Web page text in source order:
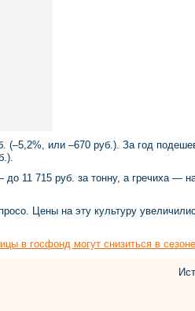
(–5,2%, или –670 руб.). За год
11 715 руб. за тонну, а гречиха —
Цены на эту культуру
в госфонд могут снизиться в